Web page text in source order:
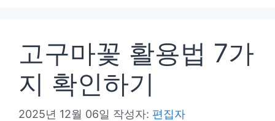
고구마꽃 활용법 7가
지 확인하기
2025년 12월 06일 작성자: 편집자